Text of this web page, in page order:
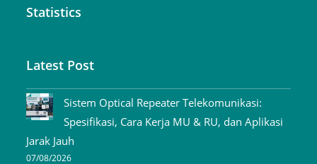
Statistics
Latest Post
Sistem Optical Repeater Telekomunikasi:
Spesifikasi, Cara Kerja MU & RU, dan Aplikasi
Jarak Jauh
07/08/2026